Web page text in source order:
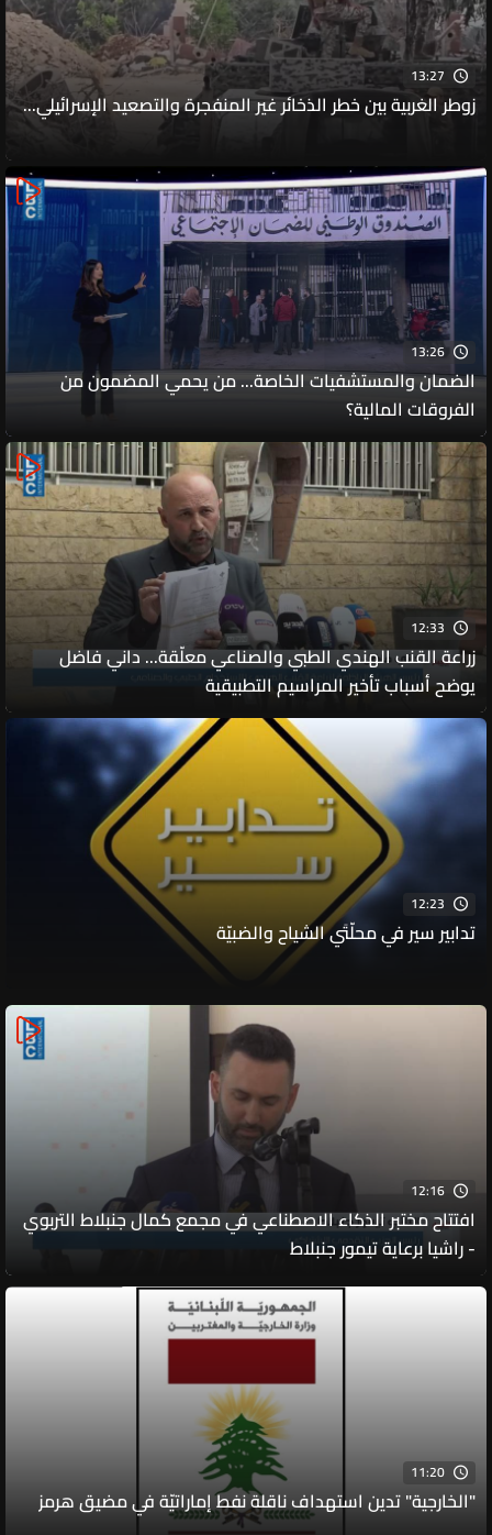
13:27
زوطر الغربية بين خطر الذخائر غير المنفجرة والتصعيد الإسرائيلي...
13:26
الضمان والمستشفيات الخاصة... من يحمي المضمون من
الفروقات المالية؟
12:33
زراعة القنب الهندي الطبي والصناعي معلّقة... داني فاضل
يوضح أسباب تأخير المراسيم التطبيقية
12:23
تدابير سير في محلّتَي الشياح والضبيّة
12:16
افتتاح مختبر الذكاء الاصطناعي في مجمع كمال جنبلاط التربوي
- راشيا برعاية تيمور جنبلاط​
11:20
"الخارجية" تدين استهداف ناقلة نفط إماراتيّة في مضيق هرمز